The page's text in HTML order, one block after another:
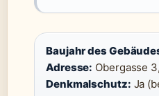
Baujahr des
Adresse: Obergasse
Denkmalschutz: Ja